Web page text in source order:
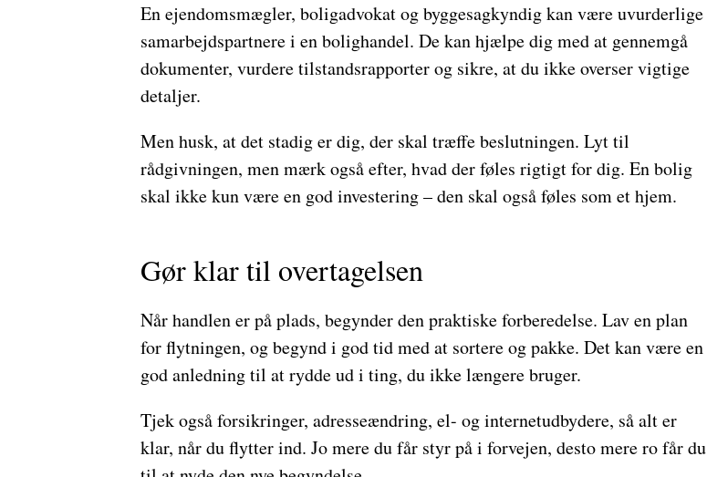
En ejendomsmægler, boligadvokat og byggesagkyndig kan være uvurderlige
samarbejdspartnere i en bolighandel. De kan hjælpe dig med at gennemgå
dokumenter, vurdere tilstandsrapporter og sikre, at du ikke overser vigtige
detaljer.
Men husk, at det stadig er dig, der skal træffe beslutningen. Lyt til
rådgivningen, men mærk også efter, hvad der føles rigtigt for dig. En bolig
skal ikke kun være en god investering – den skal også føles som et hjem.
Gør klar til overtagelsen
Når handlen er på plads, begynder den praktiske forberedelse. Lav en plan
for flytningen, og begynd i god tid med at sortere og pakke. Det kan være en
god anledning til at rydde ud i ting, du ikke længere bruger.
Tjek også forsikringer, adresseændring, el- og internetudbydere, så alt er
klar, når du flytter ind. Jo mere du får styr på i forvejen, desto mere ro får du